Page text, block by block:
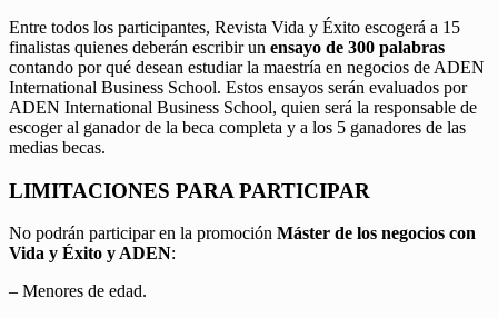
Entre todos los participantes, Revista Vida y Éxito escogerá a 15
finalistas quienes deberán escribir un ensayo de 300 palabras
contando por qué desean estudiar la maestría en negocios de ADEN
International Business School. Estos ensayos serán evaluados por
ADEN International Business School, quien será la responsable de
escoger al ganador de la beca completa y a los 5 ganadores de las
medias becas.
LIMITACIONES PARA PARTICIPAR
No podrán participar en la promoción Máster de los negocios con
Vida y Éxito y ADEN:
– Menores de edad.